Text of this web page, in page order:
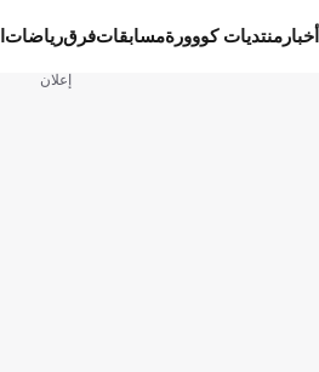
أخبار منتديات كووورةمسابقاتفرقرياضات
إعلان